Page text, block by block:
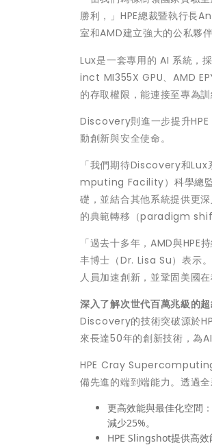
勝利，」HPE總裁暨執行長
室和AMD建立強大的公私夥
Lux是一套專用的 AI 系統
inct MI355X GPU、AMD
的存取權限，能連接至專為
Discovery則進一步提升
動創新與安全使命。
「我們期待Discovery和
mputing Facility）科學總監
礎，並結合其他系統提供更
的典範轉移（paradigm shift
「過去十多年，AMD與
丰博士（Dr. Lisa Su）表示
人員加速創新，並鞏固美國
深入了解次世代百萬兆級
Discovery的技術突破源於
來長達50年的創新技術，為
HPE Cray Supercomputing
備先進的端到端能力。透過
更高效能與最佳化空間
減少25%。
HPE Slingshot提供高